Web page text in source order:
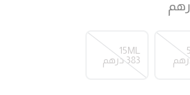
15ML
⁦383⁩ درهم